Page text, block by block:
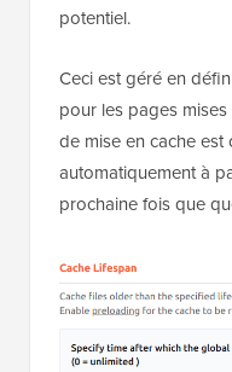
potentiel.
Ceci est géré en
pour les pages
de mise en cache
automatiquement à
prochaine fois que